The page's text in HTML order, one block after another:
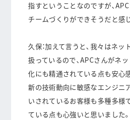
指すということなのですが、
チームづくりができそうだと感
久保：加えて言うと、我々はネ
扱っているので、APCさんがネ
化にも精通されている点も安心
新の技術動向に敏感なエンジニ
いされているお客様も多種多様
ている点も心強いと思いました。